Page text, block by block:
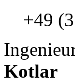
+49
Kotlar